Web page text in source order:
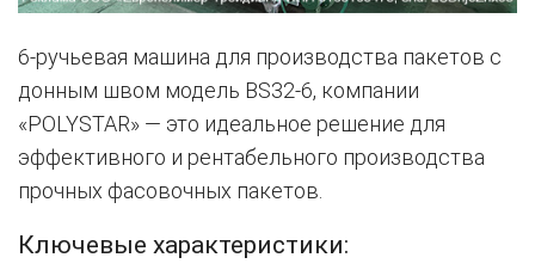
6-ручьевая машина для производства пакетов с
донным швом модель BS32-6, компании
«POLYSTAR» — это идеальное решение для
эффективного и рентабельного производства
прочных фасовочных пакетов.
Ключевые характеристики: